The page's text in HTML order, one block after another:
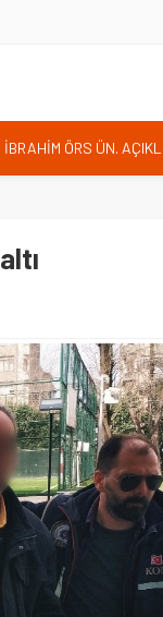
ÖRS ÜN.
gözden geçirmelidir
KURNAZ ve Muhtarları